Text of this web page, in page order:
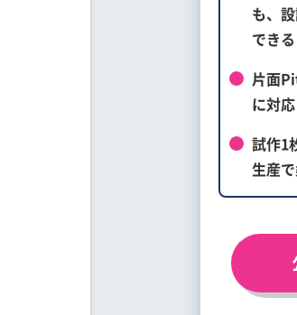
も、
できる
片面
に対
試作1
生産